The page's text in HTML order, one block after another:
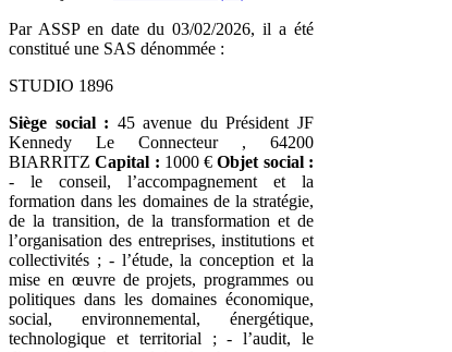
Par ASSP en date du 03/02/2026, il a été
constitué une SAS dénommée :
STUDIO 1896
Siège social : 45 avenue du Président JF
Kennedy Le Connecteur , 64200
BIARRITZCapital : 1000 €Objet social :
- le conseil, l’accompagnement et la
formation dans les domaines de la stratégie,
de la transition, de la transformation et de
l’organisation des entreprises, institutions et
collectivités ; - l’étude, la conception et la
mise en œuvre de projets, programmes ou
politiques dans les domaines économique,
social, environnemental, énergétique,
technologique et territorial ; - l’audit, le